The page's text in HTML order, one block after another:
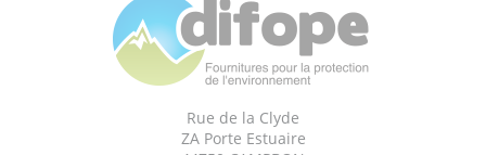
Rue de la Clyde
ZA Porte Estuaire